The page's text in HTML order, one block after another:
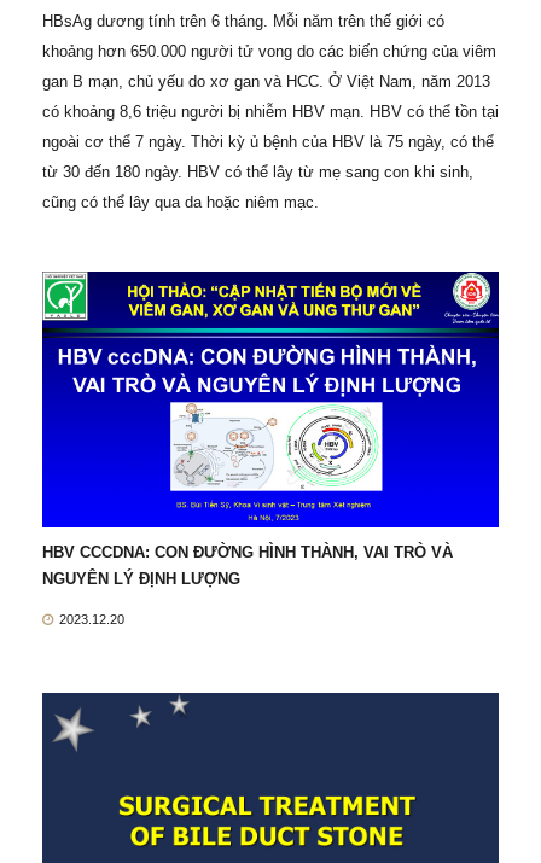
HBsAg dương tính trên 6 tháng. Mỗi năm trên thế giới có
khoảng hơn 650.000 người tử vong do các biến chứng của viêm
gan B mạn, chủ yếu do xơ gan và HCC. Ở Việt Nam, năm 2013
có khoảng 8,6 triệu người bị nhiễm HBV mạn. HBV có thể tồn tại
ngoài cơ thể 7 ngày. Thời kỳ ủ bệnh của HBV là 75 ngày, có thể
từ 30 đến 180 ngày. HBV có thể lây từ mẹ sang con khi sinh,
cũng có thể lây qua da hoặc niêm mạc.
HBV CCCDNA: CON ĐƯỜNG HÌNH THÀNH, VAI TRÒ VÀ
NGUYÊN LÝ ĐỊNH LƯỢNG
2023.12.20